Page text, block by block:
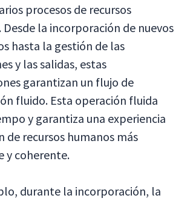
procesos de recursos
Desde la incorporación de nuevos
hasta la gestión de las
y las salidas, estas
garantizan un flujo de
fluido. Esta operación fluida
y garantiza una experiencia
de recursos humanos más
y coherente.
durante la incorporación, la